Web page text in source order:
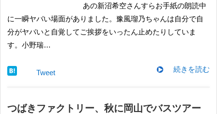
あの新沼希空さんすらお手紙の朗読中
に一瞬ヤバい場面がありました。豫風瑠乃ちゃんは自分で自
分がヤバいと自覚してご挨拶をいったん止めたりしていま
す。小野瑞…
続きを読む
Tweet
つばきファクトリー、秋に岡山でバスツアー